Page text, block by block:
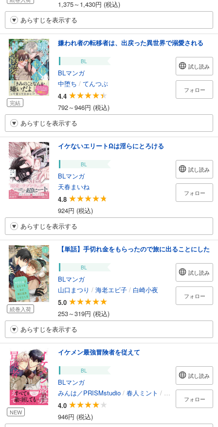
1,375～1,430円 (税込)
あらすじを表示する
完結
嫌われ者の転移者は、出戻った異世界で溺愛される
BL
BLマンガ
中堕ち / てんつぶ
4.4
792～946円 (税込)
試し読み
フォロー
あらすじを表示する
イケないエリートΩは淫らにとろける
BL
BLマンガ
天春まいね
4.8
924円 (税込)
試し読み
フォロー
あらすじを表示する
続巻入荷
【単話】手切れ金をもらったので旅に出ることにした
BL
BLマンガ
山口まつり / 海老エビ子 / 白崎小夜
5.0
253～319円 (税込)
試し読み
フォロー
あらすじを表示する
NEW
イケメン最強冒険者を従えて
BL
BLマンガ
みんは／PRISMstudio / 春人ミント / むぎごはん/しお
4.0
946円 (税込)
試し読み
フォロー